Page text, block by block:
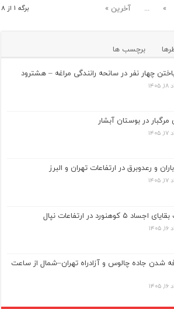
برگه 1 از 8 »
... آخرین »
برچسب ها
چهار نفر در سانحه رانندگی مراغه – هشترود
مرگبار در بوستان آبشار
و رعدوبرق در ارتفاعات تهران و البرز
۵ کوهنورد در ارتفاعات نپال
شدن جاده چالوس و آزادراه تهران–شمال از ساعت